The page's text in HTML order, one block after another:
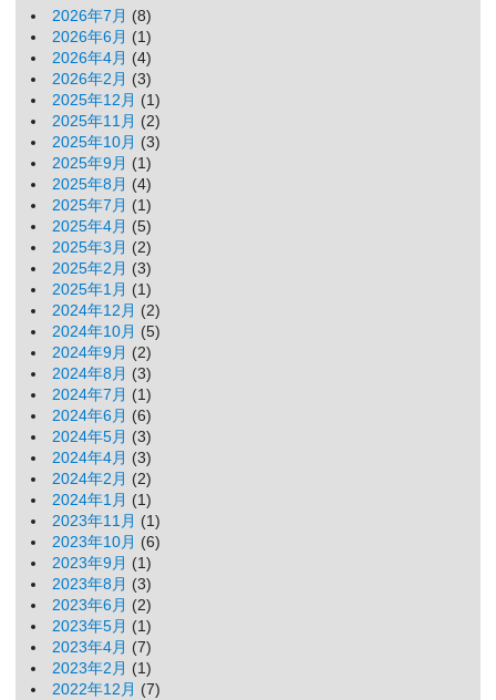
2026年7月 (8)
2026年6月 (1)
2026年4月 (4)
2026年2月 (3)
2025年12月 (1)
2025年11月 (2)
2025年10月 (3)
2025年9月 (1)
2025年8月 (4)
2025年7月 (1)
2025年4月 (5)
2025年3月 (2)
2025年2月 (3)
2025年1月 (1)
2024年12月 (2)
2024年10月 (5)
2024年9月 (2)
2024年8月 (3)
2024年7月 (1)
2024年6月 (6)
2024年5月 (3)
2024年4月 (3)
2024年2月 (2)
2024年1月 (1)
2023年11月 (1)
2023年10月 (6)
2023年9月 (1)
2023年8月 (3)
2023年6月 (2)
2023年5月 (1)
2023年4月 (7)
2023年2月 (1)
2022年12月 (7)